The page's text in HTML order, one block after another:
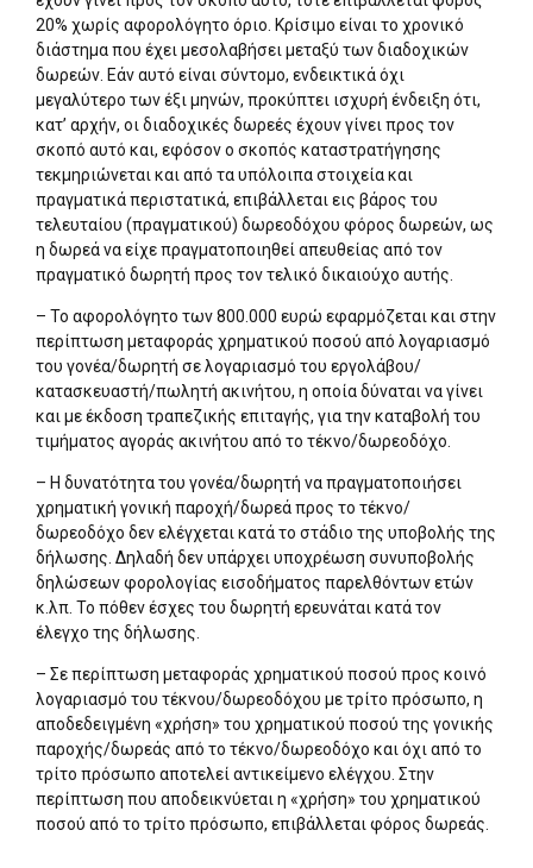
20% χωρίς αφορολόγητο όριο. Κρίσιμο είναι το χρονικό
διάστημα που έχει μεσολαβήσει μεταξύ των διαδοχικών
δωρεών. Εάν αυτό είναι σύντομο, ενδεικτικά όχι
μεγαλύτερο των έξι μηνών, προκύπτει ισχυρή ένδειξη ότι,
κατ’ αρχήν, οι διαδοχικές δωρεές έχουν γίνει προς τον
σκοπό αυτό και, εφόσον ο σκοπός καταστρατήγησης
τεκμηριώνεται και από τα υπόλοιπα στοιχεία και
πραγματικά περιστατικά, επιβάλλεται εις βάρος του
τελευταίου (πραγματικού) δωρεοδόχου φόρος δωρεών, ως
η δωρεά να είχε πραγματοποιηθεί απευθείας από τον
πραγματικό δωρητή προς τον τελικό δικαιούχο αυτής.
– Το αφορολόγητο των 800.000 ευρώ εφαρμόζεται και στην
περίπτωση μεταφοράς χρηματικού ποσού από λογαριασμό
του γονέα/δωρητή σε λογαριασμό του εργολάβου/
κατασκευαστή/πωλητή ακινήτου, η οποία δύναται να γίνει
και με έκδοση τραπεζικής επιταγής, για την καταβολή του
τιμήματος αγοράς ακινήτου από το τέκνο/δωρεοδόχο.
– Η δυνατότητα του γονέα/δωρητή να πραγματοποιήσει
χρηματική γονική παροχή/δωρεά προς το τέκνο/
δωρεοδόχο δεν ελέγχεται κατά το στάδιο της υποβολής της
δήλωσης. Δηλαδή δεν υπάρχει υποχρέωση συνυποβολής
δηλώσεων φορολογίας εισοδήματος παρελθόντων ετών
κ.λπ. Το πόθεν έσχες του δωρητή ερευνάται κατά τον
έλεγχο της δήλωσης.
– Σε περίπτωση μεταφοράς χρηματικού ποσού προς κοινό
λογαριασμό του τέκνου/δωρεοδόχου με τρίτο πρόσωπο, η
αποδεδειγμένη «χρήση» του χρηματικού ποσού της γονικής
παροχής/δωρεάς από το τέκνο/δωρεοδόχο και όχι από το
τρίτο πρόσωπο αποτελεί αντικείμενο ελέγχου. Στην
περίπτωση που αποδεικνύεται η «χρήση» του χρηματικού
ποσού από το τρίτο πρόσωπο, επιβάλλεται φόρος δωρεάς.